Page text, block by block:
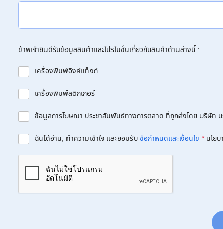
ข้าพเจ้ายินดีรับข้อมูลสินค้าและโปรโมชั่นเกี่ยวกับสินค้าด้านล่างนี้ :
เครื่องพิมพ์อิงค์แท็งก์
เครื่องพิมพ์สติกเกอร์
ข้อมูลการโฆษณา ประชาสัมพันธ์ทางการตลาด ที่ถูกส่งโดย บริษัท
ฉันได้อ่าน, ทำความเข้าใจ และยอมรับข้อกำหนดและเงื่อนไข * นโย